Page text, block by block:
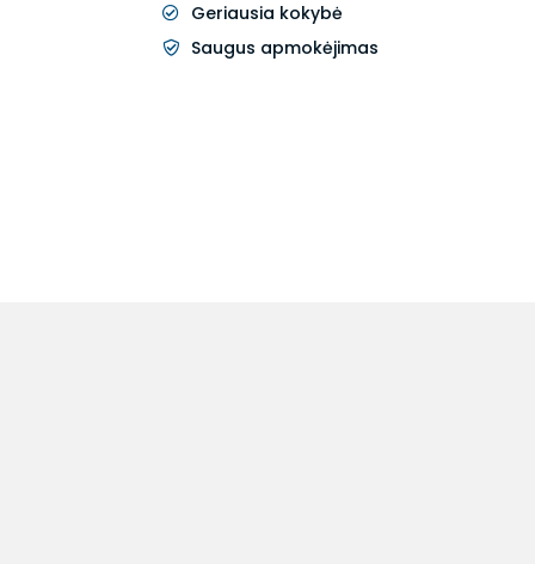
Geriausia kokybė
Saugus apmokėjimas